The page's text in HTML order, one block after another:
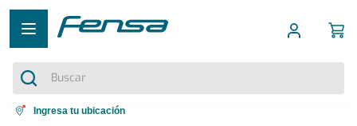
Buscar
Términos más buscados
Ingresa tu ubicación